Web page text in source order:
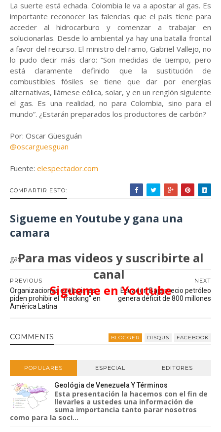
La suerte está echada. Colombia le va a apostar al gas. Es
importante reconocer las falencias que el país tiene para
acceder al hidrocarburo y comenzar a trabajar en
solucionarlas. Desde lo ambiental ya hay una batalla frontal
a favor del recurso. El ministro del ramo, Gabriel Vallejo, no
lo pudo decir más claro: “Son medidas de tiempo, pero
está claramente definido que la sustitución de
combustibles fósiles se tiene que dar por energías
alternativas, llámese eólica, solar, y en un renglón siguiente
el gas. Es una realidad, no para Colombia, sino para el
mundo”. ¿Estarán preparados los productores de carbón?
Por: Oscar Güesguán
@oscarguesguan
Fuente: elespectador.com
COMPARTIR ESTO:
Sigueme en Youtube y gana una
camara
Para mas videos y suscribirte al
canal
Sigueme en Youtube
gas
NEXT
Ecuador: Baja precio petróleo
genera déficit de 800 millones
PREVIOUS
Organizaciones ecologistas
piden prohibir el "fracking" en
América Latina
COMMENTS BLOGGER DISQUS FACEBOOK
POPULARES ESPECIAL EDITORES
Geológia de Venezuela Y Términos
Esta presentación la hacemos con el fin de
llevarles a ustedes una información de
suma importancia tanto parar nosotros
como para la soci...